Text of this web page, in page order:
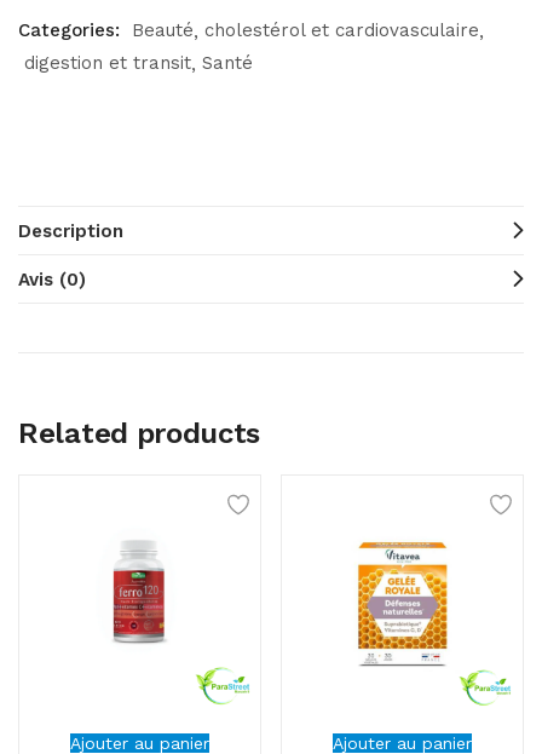
Categories: Beauté cholestérol et cardiovasculaire
digestion et transit Santé
Description
Avis (0)
Related products
Ajouter au panier Ajouter au panier